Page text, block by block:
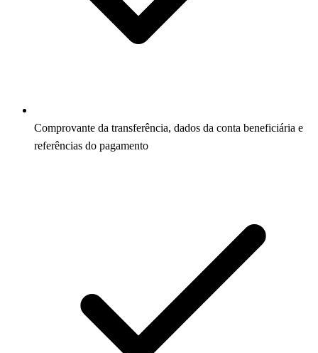
Comprovante da transferência, dados da conta beneficiária e
referências do pagamento